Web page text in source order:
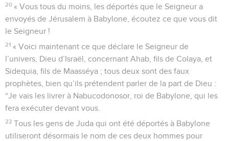
20 « Vous tous du moins, les déportés que le Seigneur a
envoyés de Jérusalem à Babylone, écoutez ce que vous dit
le Seigneur !
21 « Voici maintenant ce que déclare le Seigneur de
l’univers, Dieu d’Israël, concernant Ahab, fils de Colaya, et
Sidequia, fils de Maasséya ; tous deux sont des faux
prophètes, bien qu’ils prétendent parler de la part de Dieu :
“Je vais les livrer à Nabucodonosor, roi de Babylone, qui les
fera exécuter devant vous.
22 Tous les gens de Juda qui ont été déportés à Babylone
utiliseront désormais le nom de ces deux hommes pour